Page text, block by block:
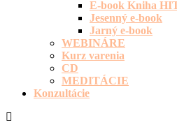
E-book Kniha
Jesenný e-book
Jarný e-book
WEBINÁRE
Kurz varenia
CD
MEDITÁCIE
Konzultácie